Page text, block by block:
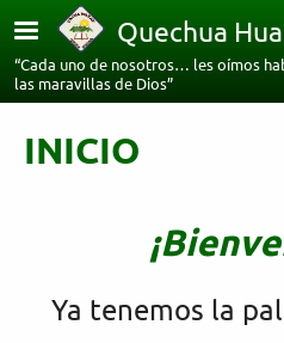
Pasar al contenido principal
Quechua
“Cada uno de nosotros… les oímos
las maravillas de Dios”
INICIO
Ya tenemos la